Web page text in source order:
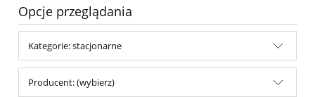
Opcje przeglądania
Kategorie: stacjonarne
Producent: (wybierz)